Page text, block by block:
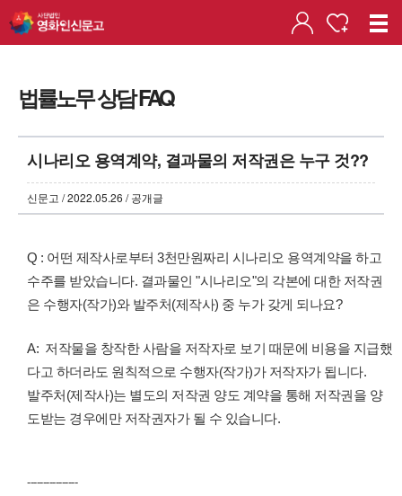
법률노무 상담 FAQ
시나리오 용역계약, 결과물의 저작권은 누구 것??
신문고 / 2022.05.26 / 공개글
Q : 어떤 제작사로부터 3천만원짜리 시나리오 용역계약을 하고
수주를 받았습니다. 결과물인 "시나리오"의 각본에 대한 저작권
은 수행자(작가)와 발주처(제작사) 중 누가 갖게 되나요?
A: 저작물을 창작한 사람을 저작자로 보기 때문에 비용을 지급했
다고 하더라도 원칙적으로 수행자(작가)가 저작자가 됩니다.
발주처(제작사)는 별도의 저작권 양도 계약을 통해 저작권을 양
도받는 경우에만 저작권자가 될 수 있습니다.
----------------